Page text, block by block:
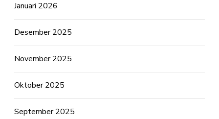
Januari 2026
Desember 2025
November 2025
Oktober 2025
September 2025